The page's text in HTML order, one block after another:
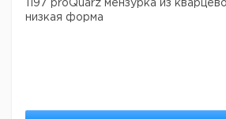
1197 proQuarz мензурка из
низкая форма